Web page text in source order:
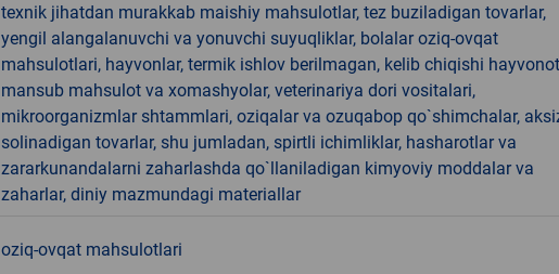
texnik jihatdan murakkab maishiy mahsulotlar, tez buziladigan tovarlar,
yengil alangalanuvchi va yonuvchi suyuqliklar, bolalar oziq-ovqat
mahsulotlari, hayvonlar, termik ishlov berilmagan, kelib chiqishi
mansub mahsulot va xomashyolar, veterinariya dori vositalari,
mikroorganizmlar shtammlari, oziqalar va ozuqabop qo`shimchalar,
solinadigan tovarlar, shu jumladan, spirtli ichimliklar, hasharotlar va
zararkunandalarni zaharlashda qo`llaniladigan kimyoviy moddalar va
zaharlar, diniy mazmundagi materiallar
oziq-ovqat mahsulotlari